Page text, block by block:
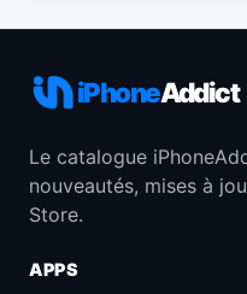
iPhoneAddict
Le catalogue
nouveautés, mises à
Store.
APPS